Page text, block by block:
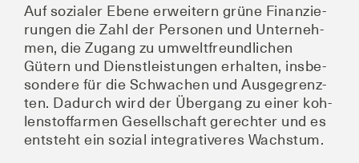
Auf sozia­ler Ebe­ne erwei­tern grü­ne Finan­zie­
run­gen die Zahl der Per­so­nen und Unter­neh­
men, die Zugang zu umwelt­freund­li­chen
Gütern und Dienst­leis­tun­gen erhal­ten, ins­be­
son­de­re für die Schwa­chen und Aus­ge­grenz­
ten. Dadurch wird der Über­gang zu einer koh­
len­stoff­ar­men Gesell­schaft gerech­ter und es
ent­steht ein sozi­al inte­gra­ti­ve­res Wachstum.